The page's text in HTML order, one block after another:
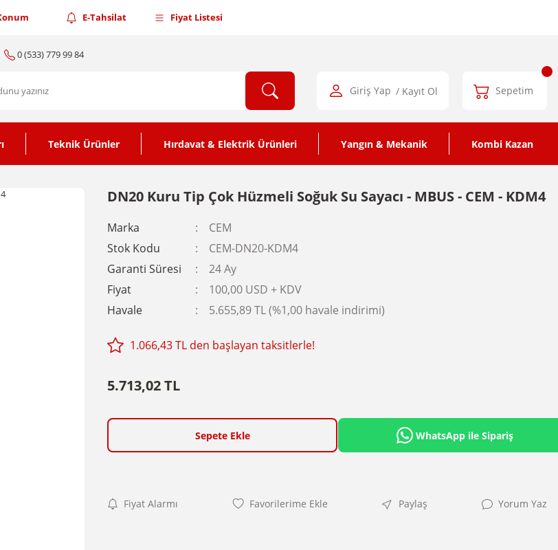
E-Tahsilat Fiyat Listesi
0 (533) 779 99 84
Giriş Yap / Kayıt Ol Sepetim
Teknik Ürünler Hırdavat & Elektrik Ürünleri Yangın & Mekanik Kombi Kazan
DN20 Kuru Tip Çok Hüzmeli Soğuk Su Sayacı - MBUS - CEM - KDM4
Marka
CEM
Stok Kodu
CEM-DN20-KDM4
Garanti Süresi
24 Ay
Fiyat
100,00 USD + KDV
Havale
5.655,89 TL (%1,00 havale indirimi)
1.066,43 TL den başlayan taksitlerle!
5.713,02 TL
Sepete Ekle WhatsApp ile Sipariş
Fiyat Alarmı Paylaş Yorum Yaz